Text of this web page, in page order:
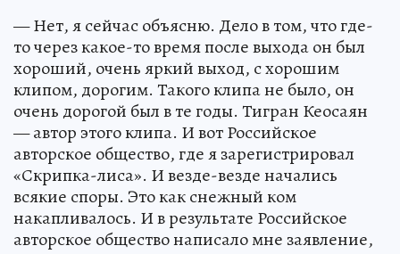
— Нет, я сейчас объясню. Дело в том, что где-
то через какое-то время после выхода он был
хороший, очень яркий выход, с хорошим
клипом, дорогим. Такого клипа не было, он
очень дорогой был в те годы. Тигран Кеосаян
— автор этого клипа. И вот Российское
авторское общество, где я зарегистрировал
«Скрипка-лиса». И везде-везде начались
всякие споры. Это как снежный ком
накапливалось. И в результате Российское
авторское общество написало мне заявление,